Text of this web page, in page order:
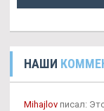
НАШИ
Mihajlov писал: